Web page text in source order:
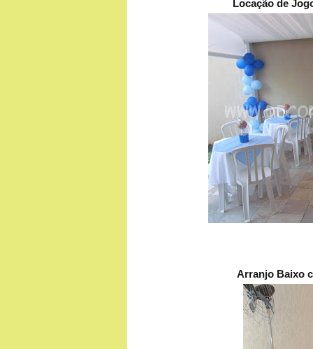
Locação de
Arranjo Baixo